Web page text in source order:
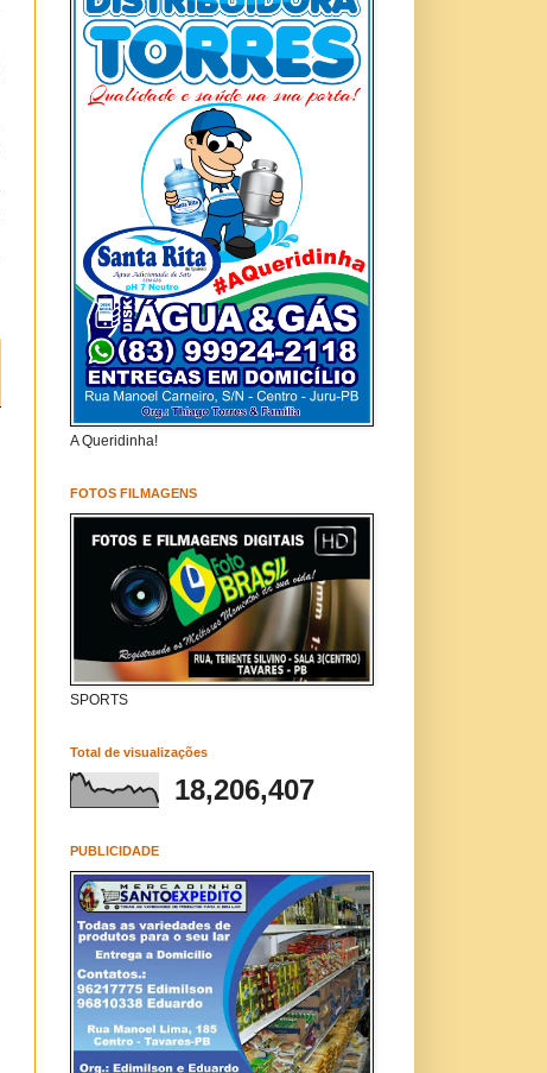
A Queridinha!
FOTOS FILMAGENS
SPORTS
Total de visualizações
18,206,407
PUBLICIDADE